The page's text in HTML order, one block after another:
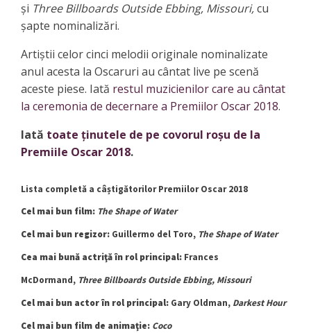
și Three Billboards Outside Ebbing, Missouri,cu
șapte nominalizări.
Artiștii celor cinci melodii originale nominalizate
anul acesta la Oscaruri au cântat live pe scenă
aceste piese. Iată restul muzicienilor care au cântat
la ceremonia de decernare a Premiilor Oscar 2018.
Iată toate ținutele de pe covorul roșu de la
Premiile Oscar 2018.
Lista completă a câștigătorilor Premiilor Oscar 2018
Cel mai bun film: The Shape of Water
Cel mai bun regizor: Guillermo del Toro, The Shape of Water
Cea mai bună actriţă în rol principal: Frances
McDormand, Three Billboards Outside Ebbing, Missouri
Cel mai bun actor în rol principal: Gary Oldman, Darkest Hour
Cel mai bun film de animaţie: Coco